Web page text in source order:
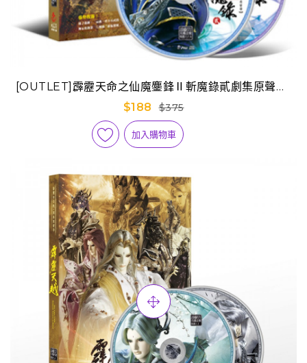
[OUTLET]霹靂天命之仙魔鏖鋒Ⅱ斬魔錄貳劇集原聲帶-
精選65
$188 $375
加入購物車